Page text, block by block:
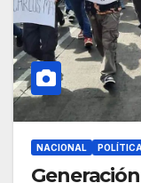
NACIONAL POLÍTICA